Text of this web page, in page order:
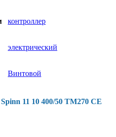
контроллер
электрический
Винтовой
11 10 400/50 TM270 CE